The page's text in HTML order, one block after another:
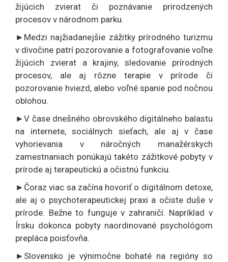
žijúcich zvierat či poznávanie prirodzených
procesov v národnom parku.
►Medzi najžiadanejšie zážitky prírodného turizmu
v divočine patrí pozorovanie a fotografovanie voľne
žijúcich zvierat a krajiny, sledovanie prírodných
procesov, ale aj rôzne terapie v prírode či
pozorovanie hviezd, alebo voľné spanie pod nočnou
oblohou.
►V čase dnešného obrovského digitálneho balastu
na internete, sociálnych sieťach, ale aj v čase
vyhorievania v náročných manažérskych
zamestnaniach ponúkajú takéto zážitkové pobyty v
prírode aj terapeutickú a očistnú funkciu.
►Čoraz viac sa začína hovoriť o digitálnom detoxe,
ale aj o psychoterapeutickej praxi a očiste duše v
prírode. Bežne to funguje v zahraničí. Napríklad v
Írsku dokonca pobyty naordinované psychológom
prepláca poisťovňa.
►Slovensko je výnimočne bohaté na regióny so